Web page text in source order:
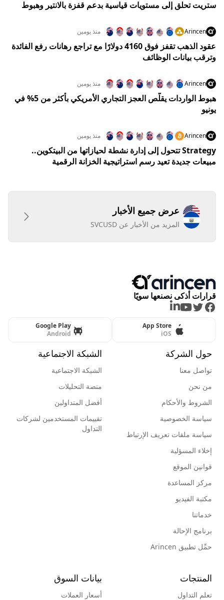
ستريت تحلق إلى مستويات قياسية بدعم قفزة بالانتير وهبوط
Arincen منذ يومين
عقود الذهب تقفز فوق 4160 دولارًا مع تراجع رهانات رفع الفائدة
وترقب بيانات الوظائف
Arincen منذ يومين
هبوط الواردات يقلّص العجز التجاري الأمريكي بأكثر من 5% في
يونيو
Arincen منذ يومين
Strategy تتحول إلى إدارة نشطة لحيازاتها من البيتكوين..
مبيعات جديدة تعيد رسم استراتيجية الخزانة الرقمية
عرض جميع الأخبار
المزيد من الأخبار عن SVCUSD
قرارات أذكى نصنعها سويًا
Facebook
Twitter
Youtube
LinkedIn
App Store
iOS
Google Play
Android
حول الشركة
تواصل معنا
من نحن
الشروط والأحكام
سياسة الخصوصية
سياسة ملفات تعريف الإرتباط
إخلاء المسؤلية
قوانين الموقع
مركز المساعدة
مكتبة الفيديو
خدماتنا
برنامج الإحالة
حمِّل تطبيق Arincen
الشبكة الاجتماعية
الشبكة الاجتماعية
منصة التحليلات
أفضل المتداولين
تقييمات المستخدمين لشركات
التداول
المنتجات
تعلم التداول
بيانات السوق
أسعار العملات